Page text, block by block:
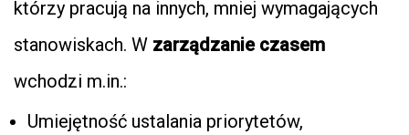
którzy pracują na innych, mniej wymagających
stanowiskach. W zarządzanie czasem
wchodzi m.in.:
Umiejętność ustalania priorytetów,